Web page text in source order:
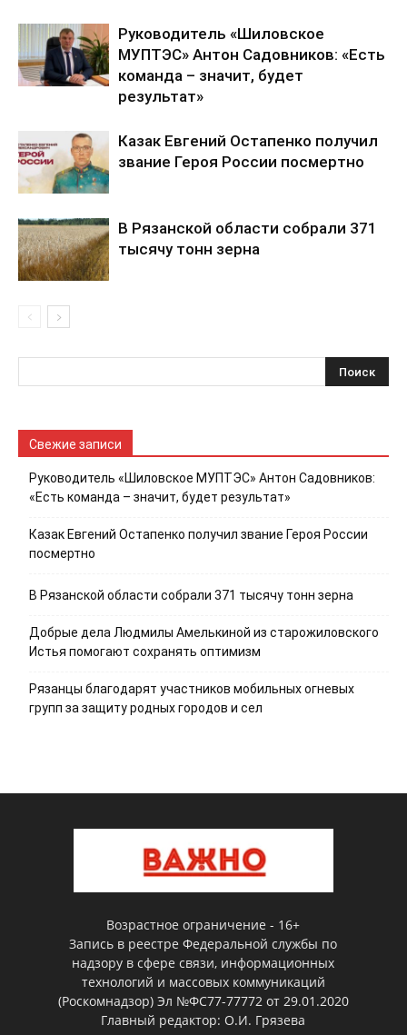
Руководитель «Шиловское
МУПТЭС» Антон Садовников: «Есть
команда – значит, будет
результат»
Казак Евгений Остапенко получил
звание Героя России посмертно
В Рязанской области собрали 371
тысячу тонн зерна
Свежие записи
Руководитель «Шиловское МУПТЭС» Антон Садовников:
«Есть команда – значит, будет результат»
Казак Евгений Остапенко получил звание Героя России
посмертно
В Рязанской области собрали 371 тысячу тонн зерна
Добрые дела Людмилы Амелькиной из старожиловского
Истья помогают сохранять оптимизм
Рязанцы благодарят участников мобильных огневых
групп за защиту родных городов и сел
Возрастное ограничение - 16+
Запись в реестре Федеральной службы по
надзору в сфере связи, информационных
технологий и массовых коммуникаций
(Роскомнадзор) Эл №ФС77-77772 от 29.01.2020
Главный редактор: О.И. Грязева